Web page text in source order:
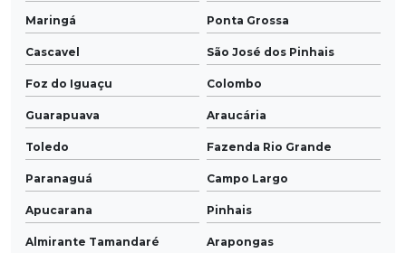
Maringá Ponta Grossa
Cascavel São José dos Pinhais
Foz do Iguaçu Colombo
Guarapuava Araucária
Toledo Fazenda Rio Grande
Paranaguá Campo Largo
Apucarana Pinhais
Almirante Tamandaré Arapongas